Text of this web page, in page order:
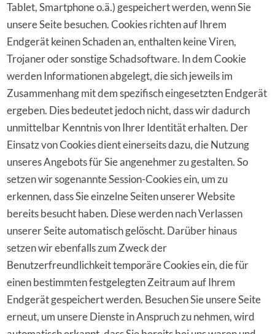
Tablet, Smartphone o.ä.) gespeichert werden, wenn Sie
unsere Seite besuchen. Cookies richten auf Ihrem
Endgerät keinen Schaden an, enthalten keine Viren,
Trojaner oder sonstige Schadsoftware. In dem Cookie
werden Informationen abgelegt, die sich jeweils im
Zusammenhang mit dem spezifisch eingesetzten Endgerät
ergeben. Dies bedeutet jedoch nicht, dass wir dadurch
unmittelbar Kenntnis von Ihrer Identität erhalten. Der
Einsatz von Cookies dient einerseits dazu, die Nutzung
unseres Angebots für Sie angenehmer zu gestalten. So
setzen wir sogenannte Session-Cookies ein, um zu
erkennen, dass Sie einzelne Seiten unserer Website
bereits besucht haben. Diese werden nach Verlassen
unserer Seite automatisch gelöscht. Darüber hinaus
setzen wir ebenfalls zum Zweck der
Benutzerfreundlichkeit temporäre Cookies ein, die für
einen bestimmten festgelegten Zeitraum auf Ihrem
Endgerät gespeichert werden. Besuchen Sie unsere Seite
erneut, um unsere Dienste in Anspruch zu nehmen, wird